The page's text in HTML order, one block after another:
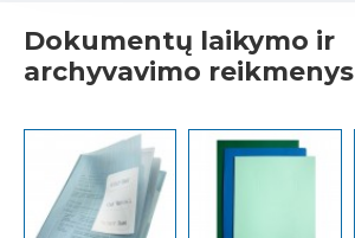
Dokumentų laikymo ir
archyvavimo reikmenys